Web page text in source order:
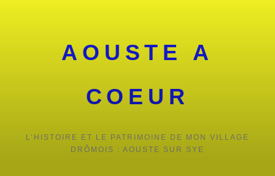
AOUSTE A
COEUR
L’HISTOIRE ET LE PATRIMOINE DE MON VILLAGE
DRÔMOIS : AOUSTE SUR SYE